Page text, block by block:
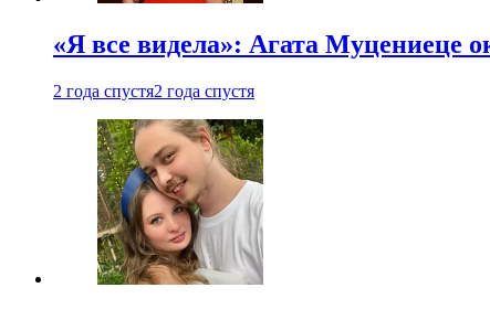
«Я все видела»: Агата Муцениеце
2 года спустя2 года спустя